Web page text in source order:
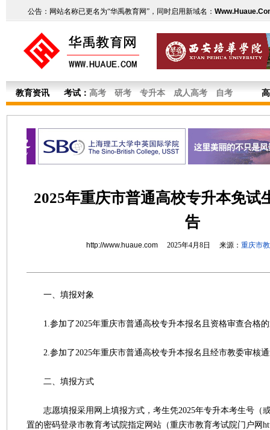
公告：网站名称已更名为“华禹教育网”，同时启用新域名：
教育资讯 考试： 高考 研考 专升本 成人高考 自考
2025年重庆市普通高校专升本免试
告
http://www.huaue.com2025年4月8日 来源： 重庆市
一、填报对象
1.参加了2025年重庆市普通高校专升本报名且资格审查合格
2.参加了2025年重庆市普通高校专升本报名且经市教委审核
二、填报方式
志愿填报采用网上填报方式，考生凭2025年专升本考生号（
置的密码登录市教育考试院指定网站（重庆市教育考试院门户网